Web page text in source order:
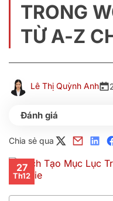
TRONG
TỪ A-Z
Lê Thị Quỳnh Anh
Chia sẻ qua
27
Th12